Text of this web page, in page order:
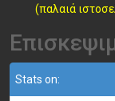
(παλαιά
Stats on: